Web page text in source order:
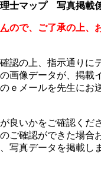
士マップ 写真掲
ので、ご了承の上、
認の上、指示通りに
画像データが、掲載
ｅメールを先生にお
良いかをご確認くだ
ご確認ができた場合
写真データを掲載し